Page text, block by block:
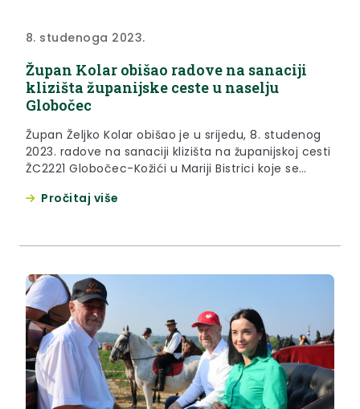
8. studenoga 2023.
Župan Kolar obišao radove na sanaciji
klizišta županijske ceste u naselju
Globočec
Župan Željko Kolar obišao je u srijedu, 8. studenog
2023. radove na sanaciji klizišta na županijskoj cesti
ŽC2221 Globočec-Kožići u Mariji Bistrici koje se
padalina. Ugovorena vrijednost radova je 237.715,00
Pročitaj više